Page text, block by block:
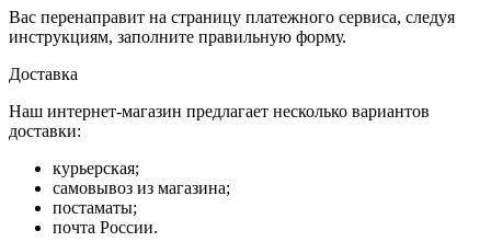
Вас перенаправит на страницу платежного сервиса, следуя
инструкциям, заполните правильную форму.
Доставка
Наш интернет-магазин предлагает несколько вариантов
доставки:
курьерская;
самовывоз из магазина;
постаматы;
почта России.